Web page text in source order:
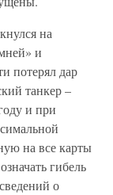
на
и
потерял дар
танкер –
и при
на все карты
гибель
о